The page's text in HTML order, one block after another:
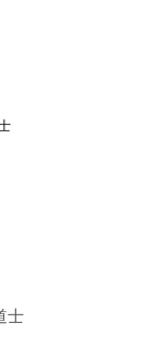
士